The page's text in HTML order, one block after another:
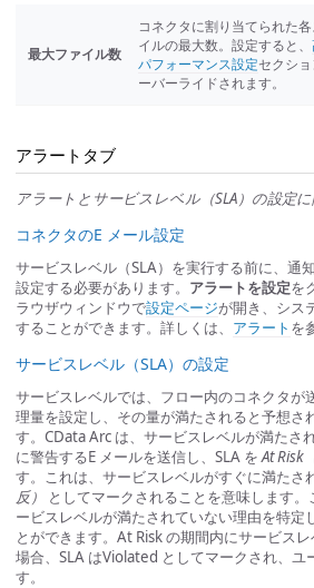
最大ファイル数
コネクタに割り当てられた
イルの最大数。設定すると、
パフォーマンス設定セクシ
ーバーライドされます。
アラートタブ
アラートとサービスレベル（SLA）の設定に
コネクタのE メール設定
サービスレベル（SLA）を実行する前に、通
設定する必要があります。 アラートを設定を
ラウザウィンドウで設定ページが開き、シス
することができます。詳しくは、 アラート を
サービスレベル（SLA）の設定
サービスレベルでは、フロー内のコネクタが
理量を設定し、その量が満たされると予想さ
す。CData Arc は、サービスレベルが満たさ
に警告するE メールを送信し、SLA をAt Risk
す。これは、サービスレベルがすぐに満たさ
反）
としてマークされることを意味します
ービスレベルが満たされていない理由を特定
とができます。At Risk の期間内にサービス
場合、SLA はViolated としてマークされ、ユ
す。